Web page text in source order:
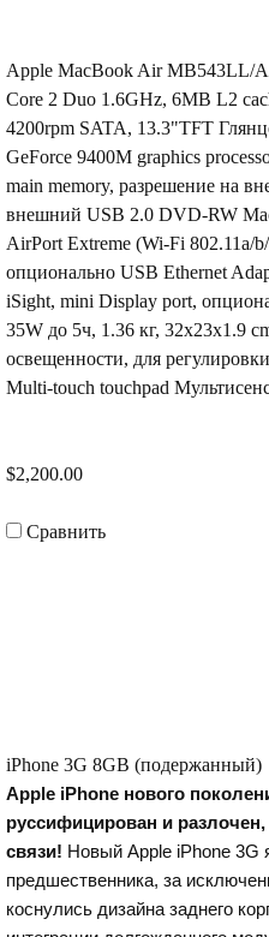
Apple MacBook Air MB543LL/A
Core 2 Duo 1.6GHz, 6MB L2
4200rpm SATA, 13.3"TFT
GeForce 9400M graphics
main memory, разрешение на
нешний USB 2.0 DVD-RW
AirPort Extreme (Wi-Fi 802.11a/
опционально USB Ethernet
iSight, mini Display port,
35W до 5ч, 1.36 кг, 32x23x1.9
освещенности, для
Multi-touch touchpad
$2,200.00
Сравнить
iPhone 3G 8GB (подержанный)
Apple iPhone нового
руссифицирован и
связи! Новый Apple iPhone 3G
предшественника, за
коснулись дизайна заднего